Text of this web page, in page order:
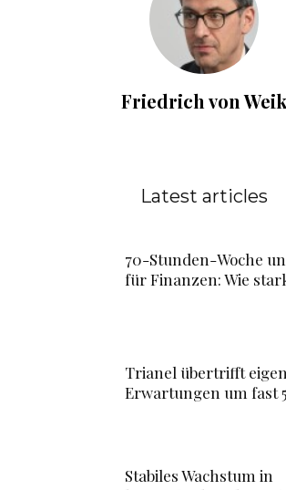
Friedrich von Weik
Latest articles
70-Stunden-Woche
für Finanzen: Wie
Trianel übertrifft
Erwartungen um fast
Stabiles Wachstum in